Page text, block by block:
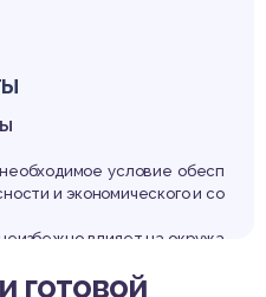
условие обесп
и экономического и со
влияет на окружа
стимулирующим, а также п
готовой